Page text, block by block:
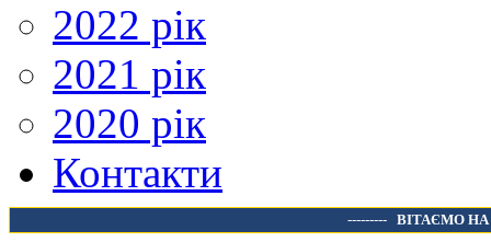
2022 рік
2021 рік
2020 рік
Контакти
--------- ВІТАЄМО